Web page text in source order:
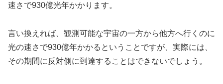
速さで930億光年かかります。
言い換えれば、観測可能な宇宙の一方から他方へ行くのに
光の速さで930億年かかるということですが、実際には、
その期間に反対側に到達することはできないでしょう。